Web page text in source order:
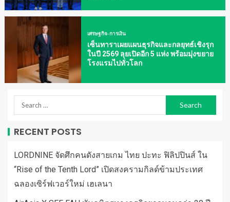
เศรษฐกิจ-การเงิน
เซ็นทาราเผยแผนธุรกิจและกลยุทธ์เชิงรุก
ในปี 2569 ลุยเปิดอีก 5 แห่ง พร้อมมุ่งขยาย
โรงแรมไปทั่วโลก
RECENT POSTS
LORDNINE จัดศึกคนดังสายเกม ไทย ปะทะ ฟิลิปปินส์ ใน
“Rise of the Tenth Lord” เปิดสงครามกิลด์ข้ามประเทศ
ฉลองเซิร์ฟเวอร์ใหม่ เฮเลนา